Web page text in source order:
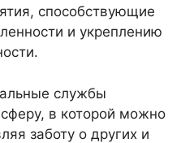
способствующие
и укреплению
службы
в которой можно
заботу о других и